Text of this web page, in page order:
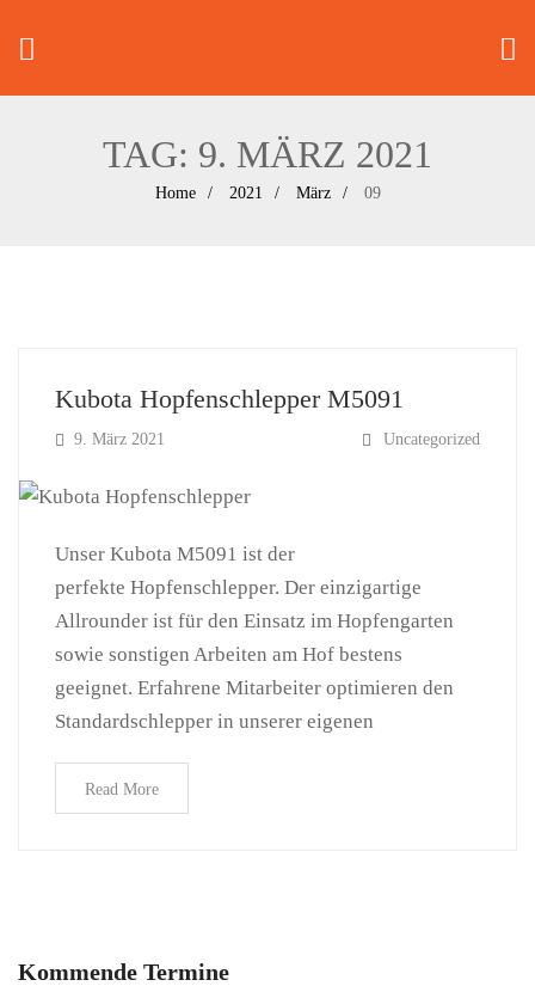
TAG: 9. MÄRZ 2021
Home 2021 März 09
Kubota Hopfenschlepper M5091
9. März 2021 Uncategorized
Unser Kubota M5091 ist der
perfekte Hopfenschlepper. Der einzigartige
Allrounder ist für den Einsatz im Hopfengarten
sowie sonstigen Arbeiten am Hof bestens
geeignet. Erfahrene Mitarbeiter optimieren den
Standardschlepper in unserer eigenen
Read More
Kommende Termine